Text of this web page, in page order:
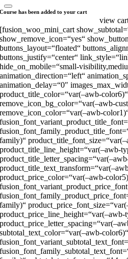
Course has been added to your cart
view
[fusion_woo_mini_cart
show_remove_icon=“yes“
buttons_layout=“floated“
buttons_justify=“center“
hide_on_mobile=“small-
animation_direction=“left“
animation_delay=“0″
product_title_color=“var(–awb-color6)“
remove_icon_bg_color=“var(–awb-
remove_icon_color=“var(–awb-
family)“
product_title_line_height=“var(–awb-
product_price_color=“var(–awb-
family)“
subtotal_text_color=“var(–awb-color6)“